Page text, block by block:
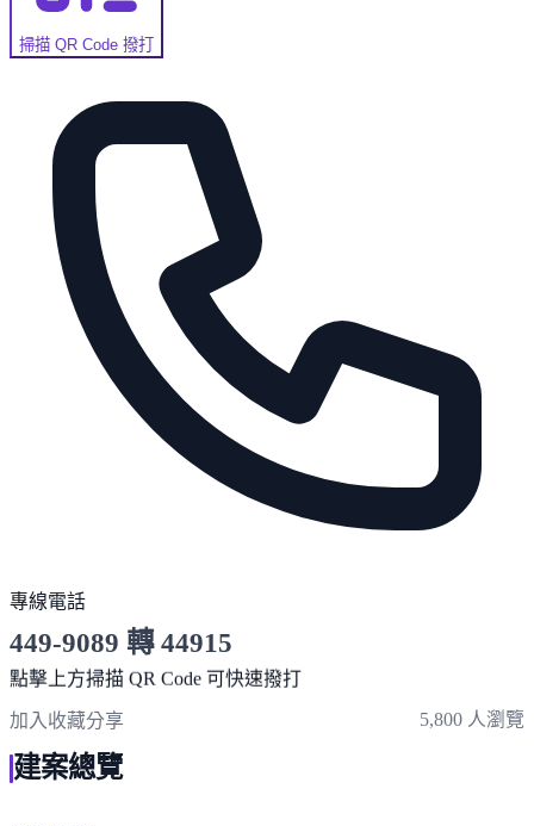
掃描 QR Code 撥打
專線電話
449-9089 轉 44915
服務時間 10:00～19:00
點擊上方掃描 QR Code 可快速撥打
加入收藏分享 5,800 人瀏覽
建案總覽